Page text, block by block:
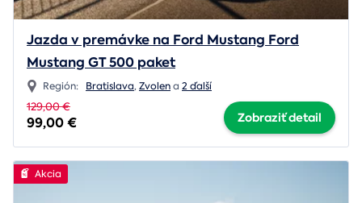
Jazda v premávke na Ford Mustang Ford
Mustang GT 500 paket
Región: Bratislava,Zvolena 2 ďalší
129,00 €
99,00 € Zobraziť detail
Akcia